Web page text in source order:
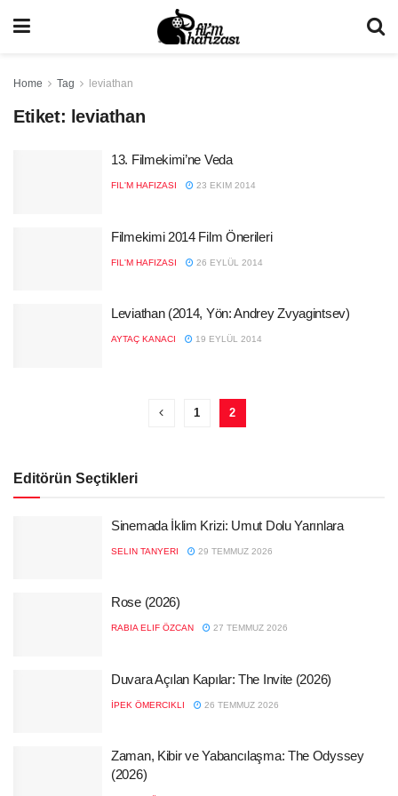
Home Tag leviathan
Etiket: leviathan
13. Filmekimi’ne Veda
FIL'M HAFIZASI 23 EKIM 2014
Filmekimi 2014 Film Önerileri
FIL'M HAFIZASI 26 EYLÜL 2014
Leviathan (2014, Yön: Andrey Zvyagintsev)
AYTAÇ KANACI 19 EYLÜL 2014
1 2
Editörün Seçtikleri
Sinemada İklim Krizi: Umut Dolu Yarınlara
SELIN TANYERI 29 TEMMUZ 2026
Rose (2026)
RABIA ELIF ÖZCAN 27 TEMMUZ 2026
Duvara Açılan Kapılar: The Invite (2026)
İPEK ÖMERCIKLI 26 TEMMUZ 2026
Zaman, Kibir ve Yabancılaşma: The Odyssey
(2026)